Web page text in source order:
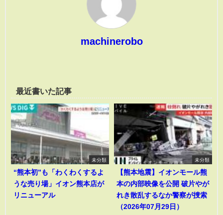
machinerobo
最近書いた記事
未分類
“熊本初”も「わくわくするよ
うな売り場」イオン熊本店が
リニューアル
未分類
【熊本地震】イオンモール熊
本の内部映像を公開 破片やが
れき散乱するなか警察が捜索
（2026年07月29日）